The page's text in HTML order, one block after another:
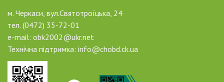
м. Черкаси, вул.Святотроїцька, 24
тел. (0472) 35-72-01
e-mail: obk2002@ukr.net
Технічна підтримка: info@chobd.ck.ua